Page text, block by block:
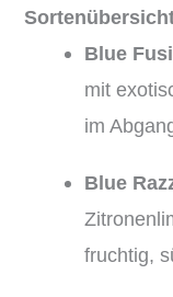
Blue
mit
im
Blue
fruchtig,